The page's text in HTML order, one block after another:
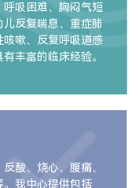
吸困难、胸闷气短
反复喘息、重症肺
嗽、反复呼吸道感
丰富的临床经验。
酸、烧心、腹痛、
。我中心提供包括